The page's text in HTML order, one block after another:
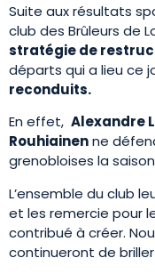
Suite aux résultats
club des Brûleurs de
stratégie de
départs qui a lieu ce
reconduits.
En effet, Alexandre
Rouhiainenne
grenobloises la
L’ensemble du club
et les remercie pour
contribué à créer.
continueront de